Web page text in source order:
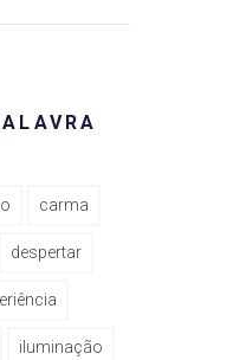
carma
despertar
iluminação